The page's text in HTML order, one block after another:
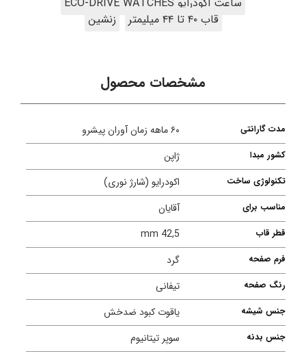
قاب ۴۰ تا ۴۴ میلیمتر
زنشین
مشخصات محصول
مدت گارانتی ۶۰ ماهه زمان آوران پیشرو
کشور مبدا ژاپن
تکنولوژی ساخت اکودرایو (شارژ نوری)
مناسب برای آقایان
قطر قاب 42,5 mm
فرم صفحه گرد
رنگ صفحه تیفانی
جنس شیشه یاقوت کبود ضدخش
جنس بدنه سوپر تیتانیوم